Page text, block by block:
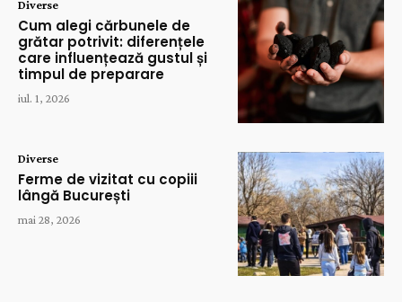
Diverse
Cum alegi cărbunele de
grătar potrivit: diferențele
care influențează gustul și
timpul de preparare
iul. 1, 2026
Diverse
Ferme de vizitat cu copiii
lângă București
mai 28, 2026